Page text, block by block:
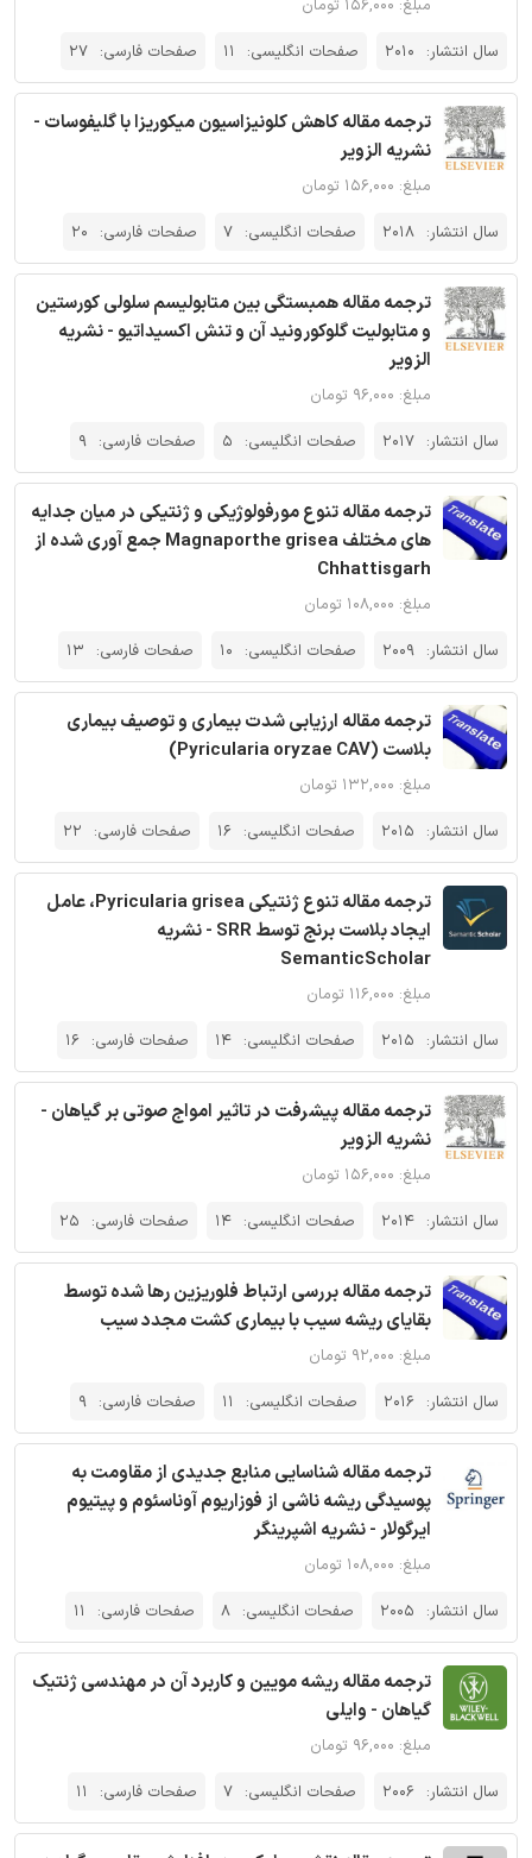
مبلغ: ۱۵۶,۰۰۰ تومان
سال انتشار: 2010 صفحات انگلیسی: 11 صفحات فارسی: 27
ترجمه مقاله کاهش کلونیزاسیون میکوریزا با گلیفوسات -
نشریه الزویر
مبلغ: ۱۵۶,۰۰۰ تومان
سال انتشار: 2018 صفحات انگلیسی: 7 صفحات فارسی: 20
ترجمه مقاله همبستگی بین متابولیسم سلولی کورستین
و متابولیت گلوکورونید آن و تنش اکسیداتیو - نشریه
الزویر
مبلغ: ۹۶,۰۰۰ تومان
سال انتشار: 2017 صفحات انگلیسی: 5 صفحات فارسی: 9
ترجمه مقاله تنوع مورفولوژیکی و ژنتیکی در میان جدایه
های مختلف Magnaporthe grisea جمع آوری شده از
Chhattisgarh
مبلغ: ۱۰۸,۰۰۰ تومان
سال انتشار: 2009 صفحات انگلیسی: 10 صفحات فارسی: 13
ترجمه مقاله ارزیابی شدت بیماری و توصیف بیماری
بلاست (Pyricularia oryzae CAV)
مبلغ: ۱۳۲,۰۰۰ تومان
سال انتشار: 2015 صفحات انگلیسی: 16 صفحات فارسی: 22
ترجمه مقاله تنوع ژنتیکی Pyricularia grisea، عامل
ایجاد بلاست برنج توسط SRR - نشریه
SemanticScholar
مبلغ: ۱۱۶,۰۰۰ تومان
سال انتشار: 2015 صفحات انگلیسی: 14 صفحات فارسی: 16
ترجمه مقاله پیشرفت در تاثیر امواج صوتی بر گیاهان -
نشریه الزویر
مبلغ: ۱۵۶,۰۰۰ تومان
سال انتشار: 2014 صفحات انگلیسی: 14 صفحات فارسی: 25
ترجمه مقاله بررسی ارتباط فلوریزین رها شده توسط
بقایای ریشه سیب با بیماری کشت مجدد سیب
مبلغ: ۹۲,۰۰۰ تومان
سال انتشار: 2016 صفحات انگلیسی: 11 صفحات فارسی: 9
ترجمه مقاله شناسایی منابع جدیدی از مقاومت به
پوسیدگی ریشه ناشی از فوزاریوم آوناسئوم و پیتیوم
ایرگولار - نشریه اشپرینگر
مبلغ: ۱۰۸,۰۰۰ تومان
سال انتشار: 2005 صفحات انگلیسی: 8 صفحات فارسی: 11
ترجمه مقاله ریشه مویین و کاربرد آن در مهندسی ژنتیک
گیاهان - وایلی
مبلغ: ۹۶,۰۰۰ تومان
سال انتشار: 2006 صفحات انگلیسی: 7 صفحات فارسی: 11